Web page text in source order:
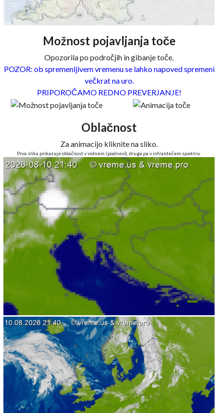
Možnost pojavljanja toče
Opozorila po področjih in gibanje toče.
POZOR: ob spremenljivem vremenu se lahko napoved spremeni
večkrat na uro.
PRIPOROČAMO REDNO PREVERJANJE!
Oblačnost
Za animacijo kliknite na sliko.
Prva slika prikazuje oblačnost v vidnem (podnevi), druga pa v infrardečem spektru.